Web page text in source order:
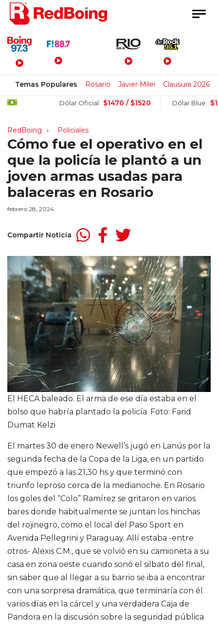
Menú Principal
Temas Populares Rosario Javier Milei Clausura 2026
Dólar Oficial: $1470 / $1520 Dólar Blue: $1505 /
RedBoing Policiales
Cómo fue el operativo en el
que la policía le plantó a un
joven armas usadas para
balaceras en Rosario
febrero 28, 2024
Compartir Noticia
El HECA baleado. El arma de ese día estaba en el
bolso que habría plantado la policía. Foto: Farid
Dumat Kelzi
El martes 30 de enero Newell’s jugó en Lanús por la
segunda fecha de la Copa de la Liga, en un partido
que empezó a las 21,30 hs y que terminó con
triunfo leproso cerca de la medianoche. En Rosario
los goles del “Colo” Ramírez se gritaron en varios
bares donde habitualmente se juntan los hinchas
del rojinegro, como el local del Paso Sport en
Avenida Pellegrini y Paraguay. Allí estaba -entre
otros- Alexis C.M., que se volvió en su camioneta a su
casa en zona oeste cuando sonó el silbato del final,
sin saber que al llegar a su barrio se iba a encontrar
con una sorpresa dramática, que terminaría con él
varios días en la cárcel y una verdadera Caja de
Pandora en la discusión sobre la seguridad pública